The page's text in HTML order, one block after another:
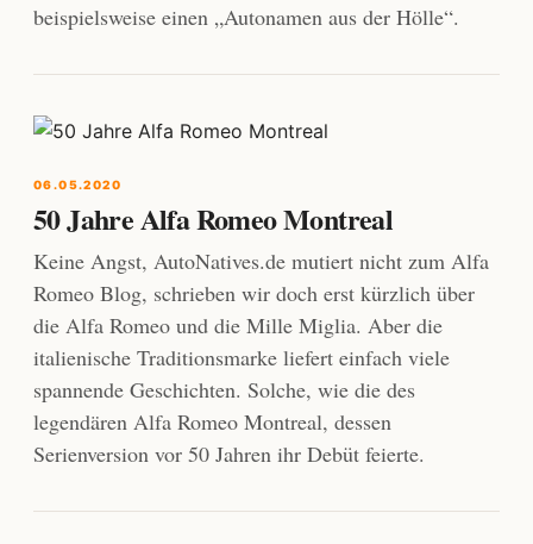
beispielsweise einen „Autonamen aus der Hölle“.
06.05.2020
50 Jahre Alfa Romeo Montreal
Keine Angst, AutoNatives.de mutiert nicht zum Alfa
Romeo Blog, schrieben wir doch erst kürzlich über
die Alfa Romeo und die Mille Miglia. Aber die
italienische Traditionsmarke liefert einfach viele
spannende Geschichten. Solche, wie die des
legendären Alfa Romeo Montreal, dessen
Serienversion vor 50 Jahren ihr Debüt feierte.